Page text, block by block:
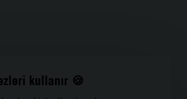
kullanır 🍪